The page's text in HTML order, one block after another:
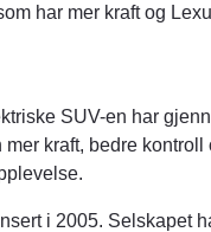
har mer kraft og
SUV-en har
kraft, bedre kontroll
i 2005. Selskapet